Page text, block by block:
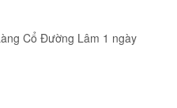
Cổ Đường Lâm 1 ngày